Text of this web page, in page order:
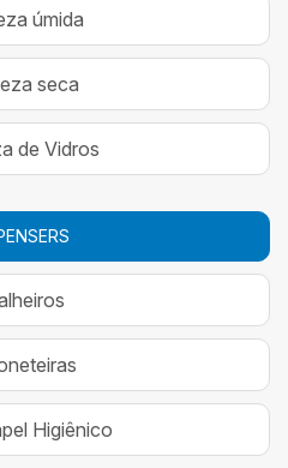
úmida
seca
de Vidros
Higiênico